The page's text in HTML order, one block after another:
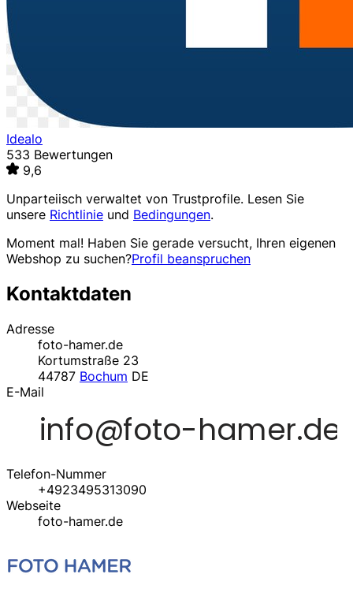
Idealo
533 Bewertungen
9,6
Unparteiisch verwaltet von Trustprofile. Lesen Sie
unsere Richtlinie und Bedingungen.
Moment mal! Haben Sie gerade versucht, Ihren eigenen
Webshop zu suchen?Profil beanspruchen
Kontaktdaten
Adresse
foto-hamer.de
Kortumstraße 23
44787 Bochum DE
E-Mail
Telefon-Nummer
+4923495313090
Webseite
foto-hamer.de